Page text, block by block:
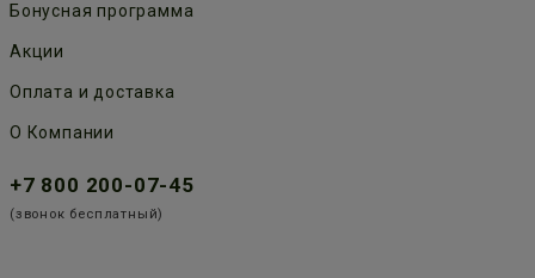
Бонусная программа
Акции
Оплата и доставка
О Компании
+7 800 200-07-45
(звонок бесплатный)